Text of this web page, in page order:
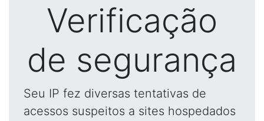
Verificação
de segurança
Seu IP fez diversas tentativas de
acessos suspeitos a sites hospedados